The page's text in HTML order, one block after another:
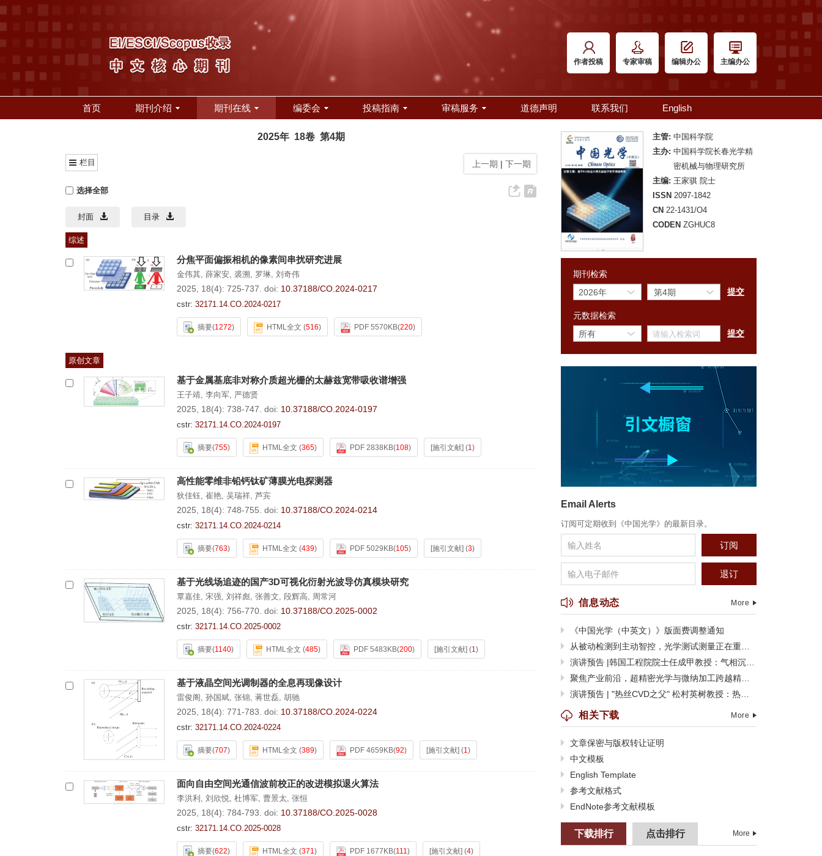
作者投稿 专家审稿 编辑办公 主编办公
首页 期刊介绍 期刊在线 编委会 投稿指南 审稿服务 道德声明 联系我们 English
2025年 18卷 第4期
栏目 上一期 | 下一期
选择全部
封面 目录
综述
分焦平面偏振相机的像素间串扰研究进展
金伟其, 薛家安, 裘溯, 罗琳, 刘奇伟
2025, 18(4): 725-737. doi: 10.37188/CO.2024-0217
cstr: 32171.14.CO.2024-0217
摘要(1272) HTML全文 (516) PDF 5570KB(220)
原创文章
基于金属基底非对称介质超光栅的太赫兹宽带吸收谱增强
王子靖, 李向军, 严德贤
2025, 18(4): 738-747. doi: 10.37188/CO.2024-0197
cstr: 32171.14.CO.2024-0197
摘要(755) HTML全文 (365) PDF 2838KB(108) [施引文献] (1)
高性能零维非铅钙钛矿薄膜光电探测器
狄佳钰, 崔艳, 吴瑞祥, 芦宾
2025, 18(4): 748-755. doi: 10.37188/CO.2024-0214
cstr: 32171.14.CO.2024-0214
摘要(763) HTML全文 (439) PDF 5029KB(105) [施引文献] (3)
基于光线场追迹的国产3D可视化衍射光波导仿真模块研究
覃嘉佳, 宋强, 刘祥彪, 张善文, 段辉高, 周常河
2025, 18(4): 756-770. doi: 10.37188/CO.2025-0002
cstr: 32171.14.CO.2025-0002
摘要(1140) HTML全文 (485) PDF 5483KB(200) [施引文献] (1)
基于液晶空间光调制器的全息再现像设计
雷俊阁, 孙国斌, 张锦, 蒋世磊, 胡驰
2025, 18(4): 771-783. doi: 10.37188/CO.2024-0224
cstr: 32171.14.CO.2024-0224
摘要(707) HTML全文 (389) PDF 4659KB(92) [施引文献] (1)
面向自由空间光通信波前校正的改进模拟退火算法
李洪利 , 刘欣悦, 杜博军, 曹景太, 张恒
2025, 18(4): 784-793. doi: 10.37188/CO.2025-0028
cstr: 32171.14.CO.2025-0028
摘要(622) HTML全文 (371) PDF 1677KB(111) [施引文献] (4)
主管: 中国科学院
主办: 中国科学院长春光学精
密机械与物理研究所
主编: 王家骐 院士
ISSN 2097-1842
CN 22-1431/O4
CODEN ZGHUC8
期刊检索
元数据检索
Email Alerts
订阅可定期收到《中国光学》的最新目录。
订阅
退订
信息动态 More
《中国光学（中英文）》版面费调整通知
从被动检测到主动智控，光学测试测量正在重塑制造边界
演讲预告 |韩国工程院院士任成甲教授：气相沉积功能聚合物薄膜及其器件应用
聚焦产业前沿，超精密光学与微纳加工跨越精度极限
演讲预告 | "热丝CVD之父" 松村英树教授：热丝CVD技术的过去、现在与未来
相关下载 More
文章保密与版权转让证明
中文模板
English Template
参考文献格式
EndNote参考文献模板
下载排行 点击排行 More